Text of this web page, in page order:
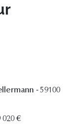
- 59100
020 €